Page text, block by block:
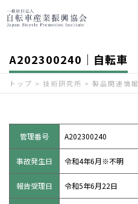
A202300240｜自転車
トップ > 技術研究所 > 製品関連情報
管理番号 A202300240
事故発生日 令和4年6月※不明
報告受理日 令和5年6月22日